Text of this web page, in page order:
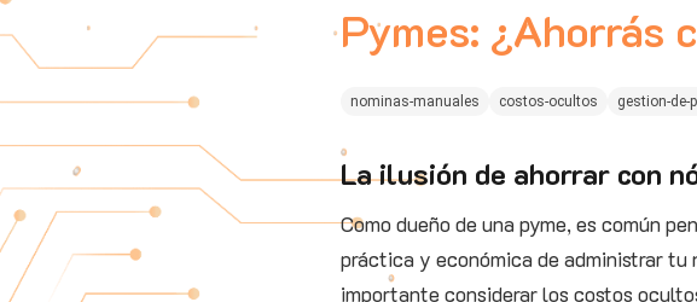
Pymes: ¿Ahorrás
nominas-manuales costos-ocultos gestion-de-
La ilusión de ahorrar con
Como dueño de una pyme, es común
práctica y económica de administrar tu
importante considerar los costos